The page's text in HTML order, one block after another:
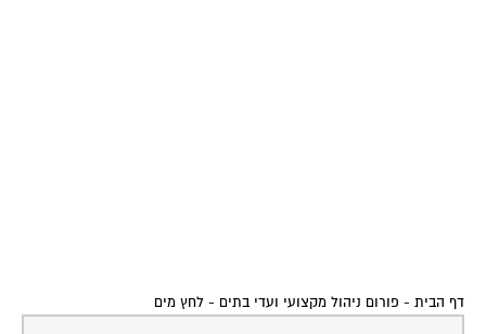
דף הבית - פורום ניהול מקצועי ועדי בתים - לחץ מים